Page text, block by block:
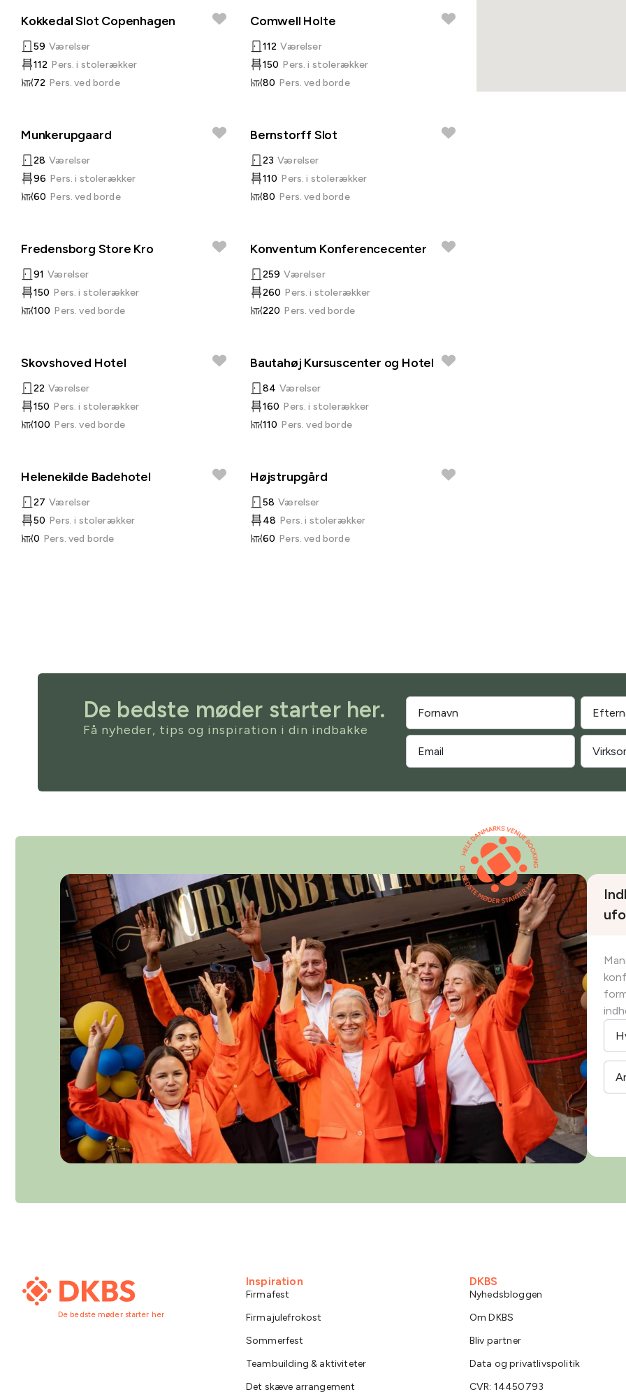
Kokkedal Slot Copenhagen
59 Værelser
112 Pers. i stolerækker
72 Pers. ved borde
Comwell Holte
112 Værelser
150 Pers. i stolerækker
80 Pers. ved borde
Munkerupgaard
28 Værelser
96 Pers. i stolerækker
60 Pers. ved borde
Bernstorff Slot
23 Værelser
110 Pers. i stolerækker
80 Pers. ved borde
Fredensborg Store Kro
91 Værelser
150 Pers. i stolerækker
100 Pers. ved borde
Konventum Konferencecenter
259 Værelser
260 Pers. i stolerækker
220 Pers. ved borde
Skovshoved Hotel
22 Værelser
150 Pers. i stolerækker
100 Pers. ved borde
Bautahøj Kursuscenter og Hotel
84 Værelser
160 Pers. i stolerækker
110 Pers. ved borde
Helenekilde Badehotel
27 Værelser
50 Pers. i stolerækker
0 Pers. ved borde
Højstrupgård
58 Værelser
48 Pers. i stolerækker
60 Pers. ved borde
De bedste møder starter her.
Få nyheder, tips og inspiration i din indbakke
De bedste møder starter her
Inspiration
Firmafest
Firmajulefrokost
Sommerfest
Teambuilding & aktiviteter
Det skæve arrangement
DKBS
Nyhedsbloggen
Om DKBS
Bliv partner
Data og privatlivspolitik
CVR: 14450793